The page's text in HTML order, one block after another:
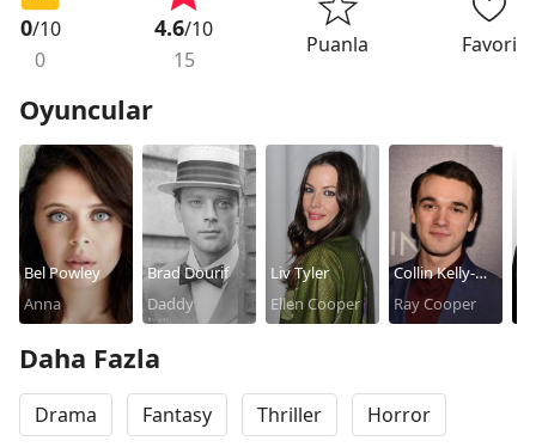
0/10
0
4.6/10
15
Puanla Favori
Oyuncular
Bel Powley
Anna
Brad Dourif
Daddy
Liv Tyler
Ellen Cooper
Collin Kelly-
Sordelet
Ray Cooper
Daha Fazla
Drama Fantasy Thriller
Horror